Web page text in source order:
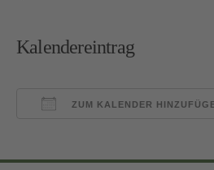
Kalendereintrag
ZUM KALENDER